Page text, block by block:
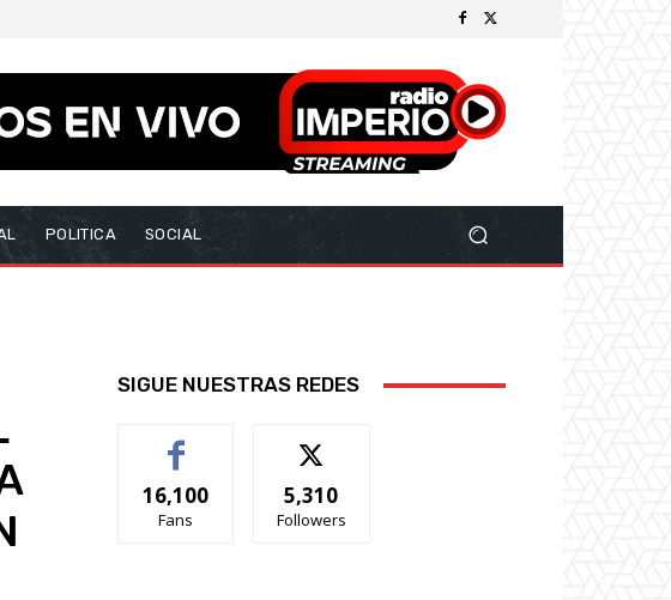
POLITICA SOCIAL
SIGUE NUESTRAS REDES
16,100
Fans
5,310
Followers